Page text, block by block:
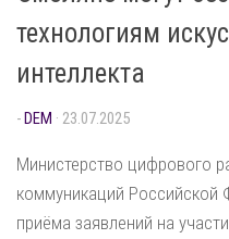
технологиям
интеллекта
-DEM · 23.07.2025
Министерство цифрового
коммуникаций Российской
приёма заявлений на